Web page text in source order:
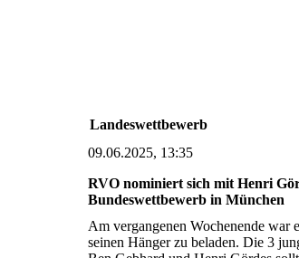
Landeswettbewerb
09.06.2025, 13:35
RVO nominiert sich mit Henri
Bundeswettbewerb in München
Am vergangenen Wochenende war
seinen Hänger zu beladen. Die 3